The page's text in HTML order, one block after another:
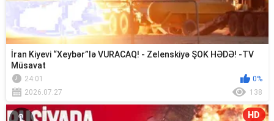
İran Kiyevi “Xeybər”lə VURACAQ! - Zelenskiyə ŞOK HƏDƏ! -TV
Müsavat
24:01
0%
2026.07.27
138
HD